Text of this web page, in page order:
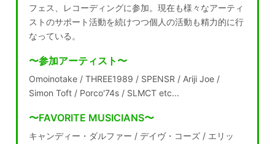
フェス、レコーディングに参加。現在も様々なアーティ
ストのサポート活動を続けつつ個人の活動も精力的に行
なっている。
〜参加アーティスト〜
Omoinotake / THREE1989 / SPENSR / Ariji Joe /
Simon Toft / Porco'74s / SLMCT etc...
〜FAVORITE MUSICIANS〜
キャンディー・ダルファー / デイヴ・コーズ / エリッ